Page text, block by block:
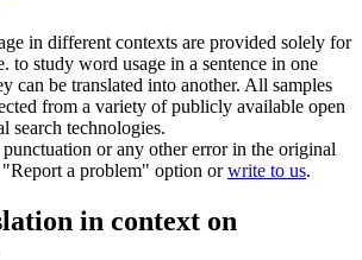
in different contexts are provided solely for
to study word usage in a sentence in one
can be translated into another. All samples
from a variety of publicly available open
search technologies.
or any other error in the original
"Report a problem" option orwrite to us.
in context on